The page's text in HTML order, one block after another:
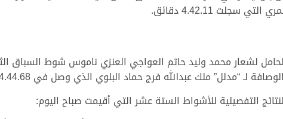
سجلت 4.42.11 دقائق.
لشعار محمد وليد حاتم العواجي العنزي ناموس شوط
التفصيلية للأشواط الستة عشر التي أقيمت صباح اليوم: